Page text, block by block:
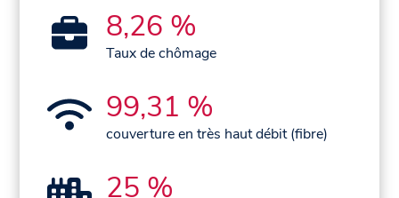
8,26 %
Taux de chômage
99,31 %
couverture en très haut débit (fibre)
25 %